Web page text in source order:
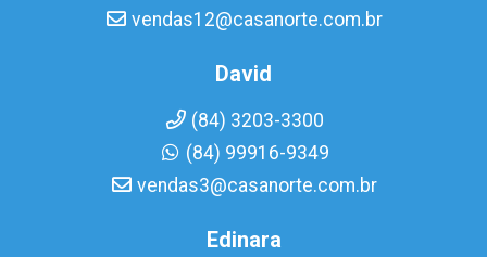
vendas12@casanorte.com.br
David
(84) 3203-3300
(84) 99916-9349
vendas3@casanorte.com.br
Edinara